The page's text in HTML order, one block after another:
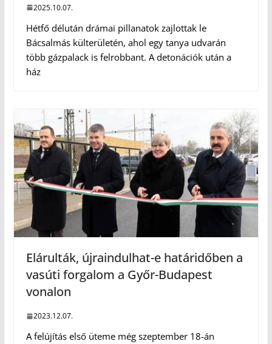
2025.10.07.
Hétfő délután drámai pillanatok zajlottak le
Bácsalmás külterületén, ahol egy tanya udvarán
több gázpalack is felrobbant. A detonációk után a
ház
Elárulták, újraindulhat-e határidőben a
vasúti forgalom a Győr-Budapest
vonalon
2023.12.07.
A felújítás első üteme még szeptember 18-án